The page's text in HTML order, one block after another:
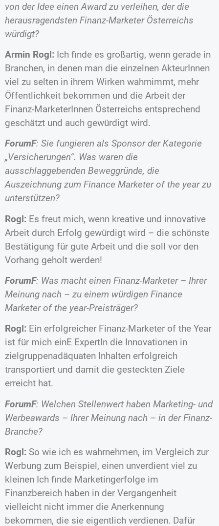
von der Idee einen Award zu verleihen, der die
herausragendsten Finanz-Marketer Österreichs
würdigt?
Armin Rogl: Ich finde es großartig, wenn gerade in
Branchen, in denen man die einzelnen AkteurInnen
viel zu selten in ihrem Wirken wahrnimmt, mehr
Öffentlichkeit bekommen und die Arbeit der
Finanz-MarketerInnen Österreichs entsprechend
geschätzt und auch gewürdigt wird.
ForumF: Sie fungieren als Sponsor der Kategorie
„Versicherungen“. Was waren die
ausschlaggebenden Beweggründe, die
Auszeichnung zum Finance Marketer of the year zu
unterstützen?
Rogl: Es freut mich, wenn kreative und innovative
Arbeit durch Erfolg gewürdigt wird – die schönste
Bestätigung für gute Arbeit und die soll vor den
Vorhang geholt werden!
ForumF: Was macht einen Finanz-Marketer – Ihrer
Meinung nach – zu einem würdigen Finance
Marketer of the year-Preisträger?
Rogl: Ein erfolgreicher Finanz-Marketer of the Year
ist für mich einE ExpertIn die Innovationen in
zielgruppenadäquaten Inhalten erfolgreich
transportiert und damit die gesteckten Ziele
erreicht hat.
ForumF: Welchen Stellenwert haben Marketing- und
Werbeawards – Ihrer Meinung nach – in der Finanz-
Branche?
Rogl: So wie ich es wahrnehmen, im Vergleich zur
Werbung zum Beispiel, einen unverdient viel zu
kleinen Ich finde Marketingerfolge im
Finanzbereich haben in der Vergangenheit
vielleicht nicht immer die Anerkennung
bekommen, die sie eigentlich verdienen. Dafür